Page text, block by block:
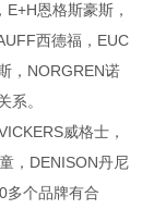
恩格斯豪斯，
西德福，EUC
，NORGREN诺
系。
威格士，
，DENISON丹尼
多个品牌有合